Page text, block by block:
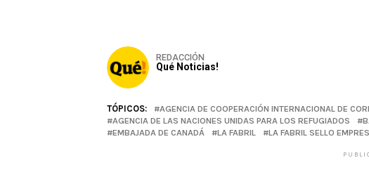
REDACCIÓN
Qué Noticias!
TÓPICOS:
AGENCIA DE COOPERACIÓN INTERNACIONAL DE
AGENCIA DE LAS NACIONES UNIDAS PARA LOS REFUGIADOS
EMBAJADA DE CANADÁ
LA FABRIL LA FABRIL SELLO